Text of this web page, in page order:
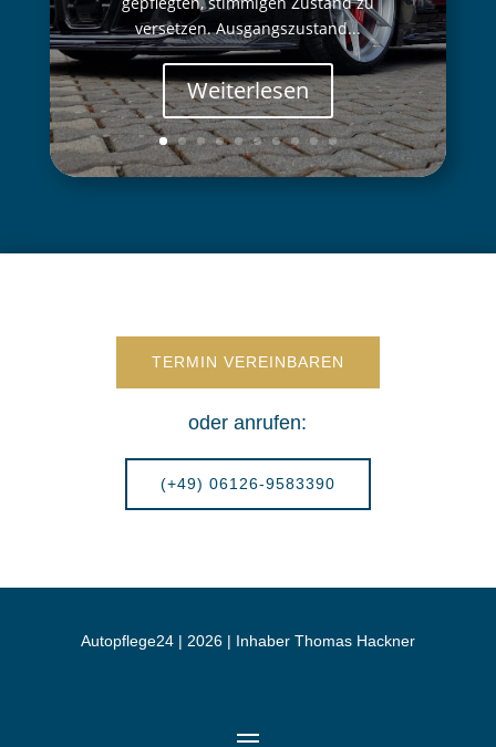
versetzen. Ausgangszustand...
Weiterlesen
TERMIN VEREINBAREN
oder anrufen:
(+49) 06126-9583390
Autopflege24 | 2026 | Inhaber Thomas Hackner